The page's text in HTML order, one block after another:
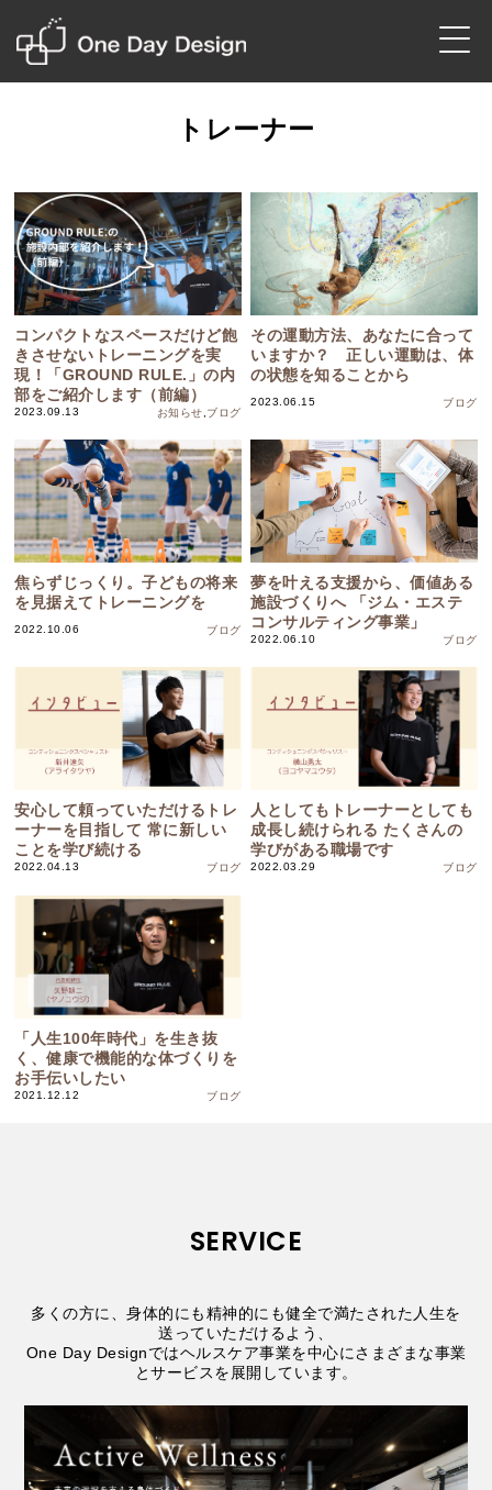
トレーナー
コンパクトなスペースだけど飽
きさせないトレーニングを実
現！「GROUND RULE.」の内
部をご紹介します（前編）
2023.09.13 お知らせ ブログ
その運動方法、あなたに合って
いますか？ 正しい運動は、体
の状態を知ることから
2023.06.15 ブログ
焦らずじっくり。子どもの将来
を見据えてトレーニングを
2022.10.06 ブログ
夢を叶える支援から、価値ある
施設づくりへ 「ジム・エステ
コンサルティング事業」
2022.06.10 ブログ
安心して頼っていただけるトレ
ーナーを目指して 常に新しい
ことを学び続ける
2022.04.13 ブログ
人としてもトレーナーとしても
成長し続けられる たくさんの
学びがある職場です
2022.03.29 ブログ
「人生100年時代」を生き抜
く、健康で機能的な体づくりを
お手伝いしたい
2021.12.12 ブログ
SERVICE
多くの方に、身体的にも精神的にも健全で満たされた人生を
送っていただけるよう、
One Day Designではヘルスケア事業を中心にさまざまな事業
とサービスを展開しています。